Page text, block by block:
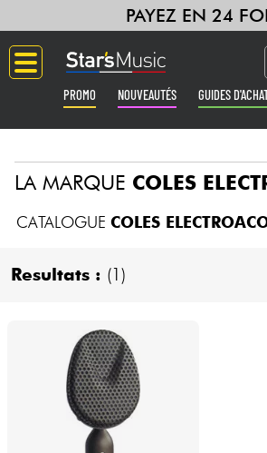
PAYEZ EN 24
PROMO NOUVEAUTÉS GUIDES
Guitares & Basses
Amplis & Effets
Claviers & Pianos
Synthés & Sampleurs
Home Studio
Casques
LA MARQUE COLES
CATALOGUE COLES
Resultats : (1)